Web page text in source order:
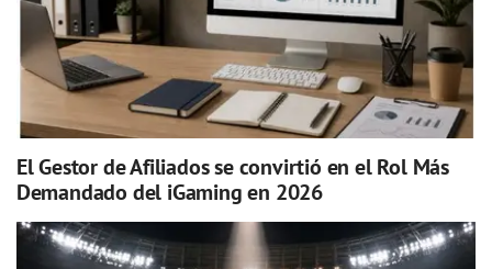
El Gestor de Afiliados se convirtió en el Rol Más
Demandado del iGaming en 2026